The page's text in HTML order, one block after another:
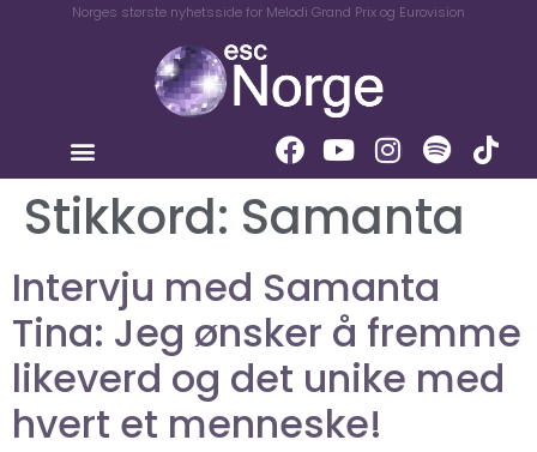
Norges største nyhetsside for Melodi Grand Prix og Eurovision
Stikkord: Samanta
Intervju med Samanta
Tina: Jeg ønsker å fremme
likeverd og det unike med
hvert et menneske!